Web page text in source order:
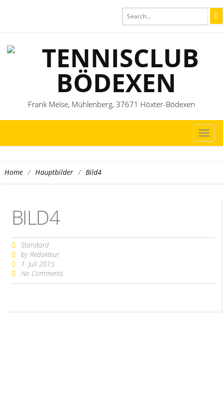
Frank Meise, Mühlenberg, 37671 Höxter-Bödexen
Home / Hauptbilder / Bild4
BILD4
Standard
by Redakteur
1. Juli 2015
No Comments